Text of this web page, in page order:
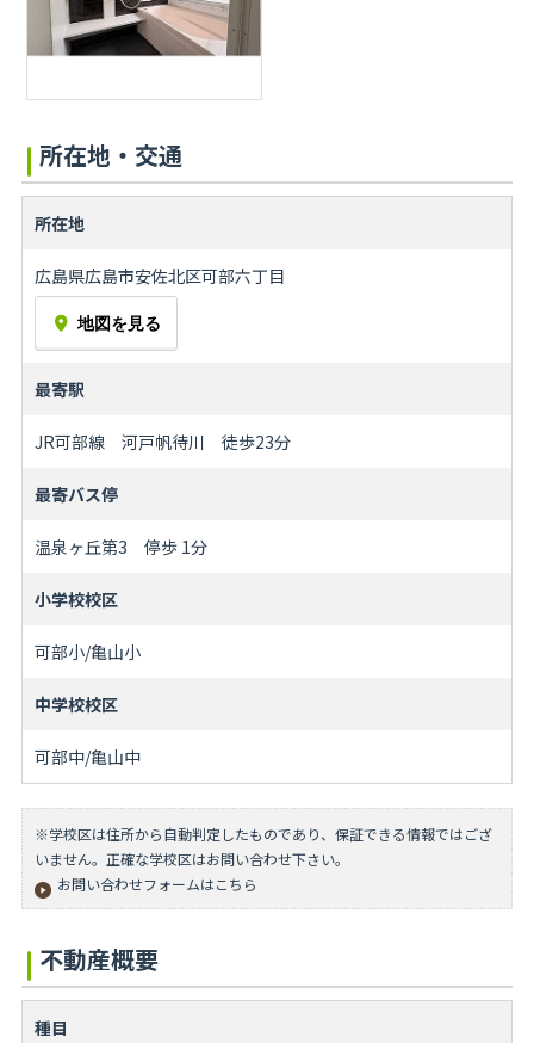
所在地・交通
所在地
広島県広島市安佐北区可部六丁目
地図を見る
最寄駅
JR可部線 河戸帆待川 徒歩23分
最寄バス停
温泉ヶ丘第3 停歩 1分
小学校校区
可部小/亀山小
中学校校区
可部中/亀山中
※学校区は住所から自動判定したものであり、保証できる情報ではござ
いません。正確な学校区はお問い合わせ下さい。
お問い合わせフォームはこちら
不動産概要
種目